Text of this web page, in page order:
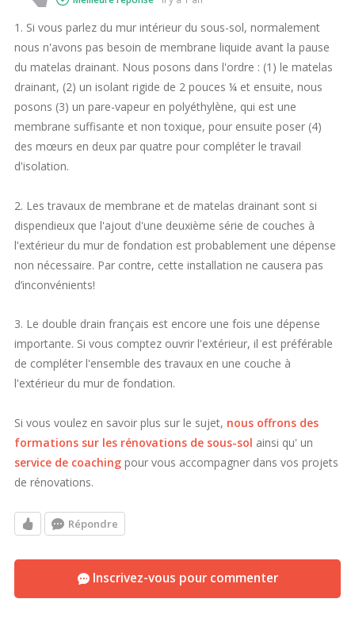
1. Si vous parlez du mur intérieur du sous-sol, normalement
nous n'avons pas besoin de membrane liquide avant la pause
du matelas drainant. Nous posons dans l'ordre : (1) le matelas
drainant, (2) un isolant rigide de 2 pouces ¼ et ensuite, nous
posons (3) un pare-vapeur en polyéthylène, qui est une
membrane suffisante et non toxique, pour ensuite poser (4)
des mœurs en deux par quatre pour compléter le travail
d'isolation.
2. Les travaux de membrane et de matelas drainant sont si
dispendieux que l'ajout d'une deuxième série de couches à
l'extérieur du mur de fondation est probablement une dépense
non nécessaire. Par contre, cette installation ne causera pas
d’inconvénients!
3. Le double drain français est encore une fois une dépense
importante. Si vous comptez ouvrir l'extérieur, il est préférable
de compléter l'ensemble des travaux en une couche à
l'extérieur du mur de fondation.
Si vous voulez en savoir plus sur le sujet, nous offrons des
formations sur les rénovations de sous-sol ainsi qu' un
service de coaching pour vous accompagner dans vos projets
de rénovations.
Répondre
Inscrivez-vous pour commenter